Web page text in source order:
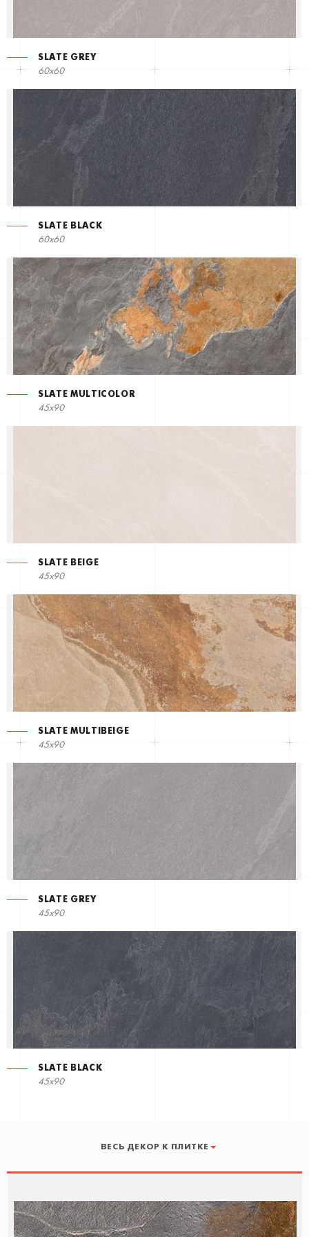
SLATE GREY
60x60
SLATE BLACK
60x60
SLATE MULTICOLOR
45x90
SLATE BEIGE
45x90
SLATE MULTIBEIGE
45x90
SLATE GREY
45x90
SLATE BLACK
45x90
ВЕСЬ ДЕКОР К ПЛИТКЕ